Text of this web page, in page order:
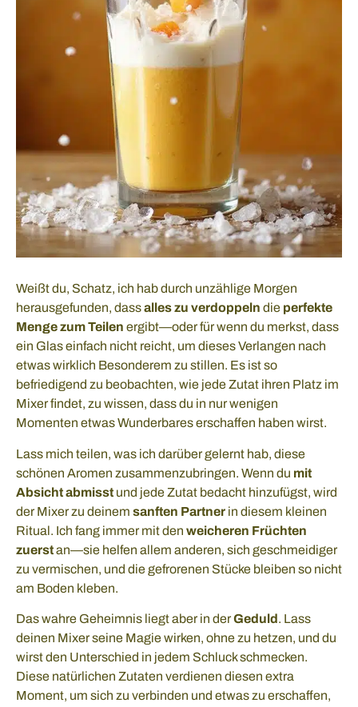
Weißt du, Schatz, ich hab durch unzählige Morgen
herausgefunden, dassalles zu verdoppeln die perfekte
Menge zum Teilen ergibt—oder für wenn du merkst, dass
ein Glas einfach nicht reicht, um dieses Verlangen nach
etwas wirklich Besonderem zu stillen. Es ist so
befriedigend zu beobachten, wie jede Zutat ihren Platz im
Mixer findet, zu wissen, dass du in nur wenigen
Momenten etwas Wunderbares erschaffen haben wirst.
Lass mich teilen, was ich darüber gelernt hab, diese
schönen Aromen zusammenzubringen. Wenn du mit
Absicht abmisst und jede Zutat bedacht hinzufügst, wird
der Mixer zu deinem sanften Partner in diesem kleinen
Ritual. Ich fang immer mit den weicheren Früchten
zuerstan—sie helfen allem anderen, sich geschmeidiger
zu vermischen, und die gefrorenen Stücke bleiben so nicht
am Boden kleben.
Das wahre Geheimnis liegt aber in derGeduld. Lass
deinen Mixer seine Magie wirken, ohne zu hetzen, und du
wirst den Unterschied in jedem Schluck schmecken.
Diese natürlichen Zutaten verdienen diesen extra
Moment, um sich zu verbinden und etwas zu erschaffen,